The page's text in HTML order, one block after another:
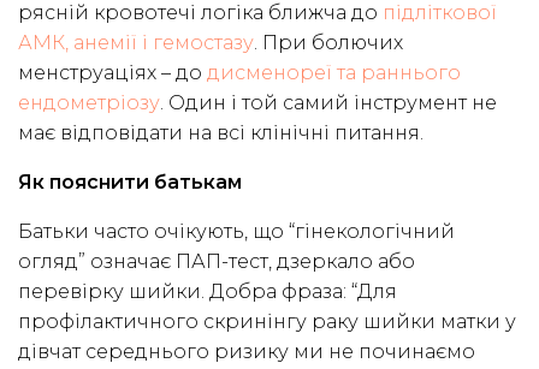
рясній кровотечі логіка ближча до підліткової
АМК, анемії і гемостазу. При болючих
менструаціях – до дисменореї та раннього
ендометріозу. Один і той самий інструмент не
має відповідати на всі клінічні питання.
Як пояснити батькам
Батьки часто очікують, що “гінекологічний
огляд” означає ПАП-тест, дзеркало або
перевірку шийки. Добра фраза: “Для
профілактичного скринінгу раку шийки матки у
дівчат середнього ризику ми не починаємо